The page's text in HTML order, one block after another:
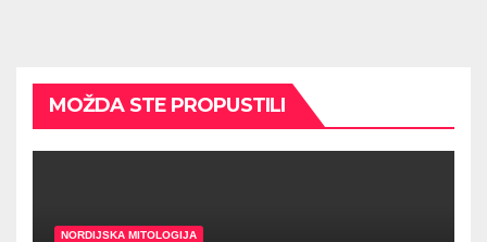
MOŽDA STE PROPUSTILI
NORDIJSKA MITOLOGIJA